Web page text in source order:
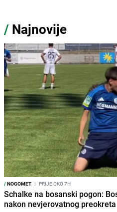
/ Najnovije
/NOGOMET I PRIJE OKO 7H
Schalke na bosanski pogon:
nakon nevjerovatnog preokreta